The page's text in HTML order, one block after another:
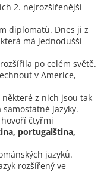
2. nejrozšířenější
diplomatů. Dnes ji z
má jednodušší
po celém světě.
v Americe,
některé z nich jsou tak
jazyky.
čtyřmi
portugalština,
jazyků.
rozšířený ve